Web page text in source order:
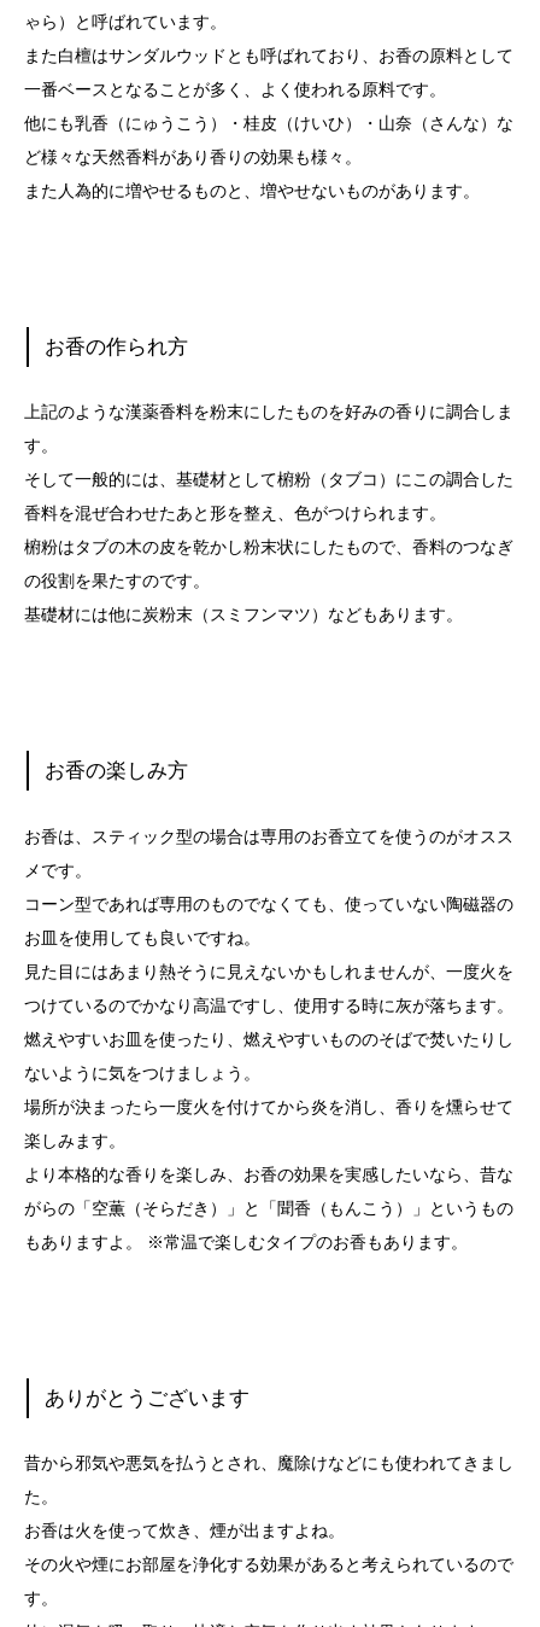
ゃら）と呼ばれています。
また白檀はサンダルウッドとも呼ばれており、お香の原料として
一番ベースとなることが多く、よく使われる原料です。
他にも乳香（にゅうこう）・桂皮（けいひ）・山奈（さんな）な
ど様々な天然香料があり香りの効果も様々。
また人為的に増やせるものと、増やせないものがあります。
お香の作られ方
上記のような漢薬香料を粉末にしたものを好みの香りに調合しま
す。
そして一般的には、基礎材として椨粉（タブコ）にこの調合した
香料を混ぜ合わせたあと形を整え、色がつけられます。
椨粉はタブの木の皮を乾かし粉末状にしたもので、香料のつなぎ
の役割を果たすのです。
基礎材には他に炭粉末（スミフンマツ）などもあります。
お香の楽しみ方
お香は、スティック型の場合は専用のお香立てを使うのがオスス
メです。
コーン型であれば専用のものでなくても、使っていない陶磁器の
お皿を使用しても良いですね。
見た目にはあまり熱そうに見えないかもしれませんが、一度火を
つけているのでかなり高温ですし、使用する時に灰が落ちます。
燃えやすいお皿を使ったり、燃えやすいもののそばで焚いたりし
ないように気をつけましょう。
場所が決まったら一度火を付けてから炎を消し、香りを燻らせて
楽しみます。
より本格的な香りを楽しみ、お香の効果を実感したいなら、昔な
がらの「空薫（そらだき）」と「聞香（もんこう）」というもの
もありますよ。 ※常温で楽しむタイプのお香もあります。
ありがとうございます
昔から邪気や悪気を払うとされ、魔除けなどにも使われてきまし
た。
お香は火を使って炊き、煙が出ますよね。
その火や煙にお部屋を浄化する効果があると考えられているので
す。